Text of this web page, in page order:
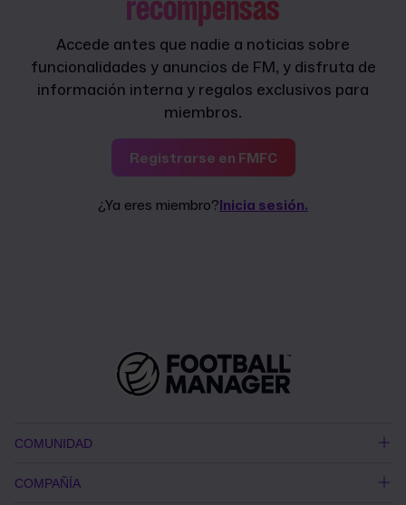
recompensas
Accede antes que nadie a noticias sobre
funcionalidades y anuncios de FM, y disfruta de
información interna y regalos exclusivos para
miembros.
Registrarse en FMFC
¿Ya eres miembro?Inicia sesión.
COMUNIDAD
COMPAÑÍA